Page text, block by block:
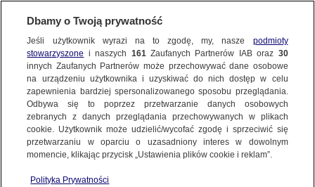
ŚWIAT
Giną, niosąc pomoc. 190 ataków na misje
humanitarne w minionym roku
16.07.2015, 20:42
Dbamy o Twoją prywatność
Jeśli użytkownik wyrazi na to zgodę, my, nasze podmioty
stowarzyszone i naszych 161Zaufanych Partnerów IAB oraz 30
innych Zaufanych Partnerów może przechowywać dane osobowe
na urządzeniu użytkownika i uzyskiwać do nich dostęp w celu
zapewnienia bardziej spersonalizowanego sposobu przeglądania.
Odbywa się to poprzez przetwarzanie danych osobowych
zebranych z danych przeglądania przechowywanych w plikach
cookie. Użytkownik może udzielić/wycofać zgodę i sprzeciwić się
przetwarzaniu w oparciu o uzasadniony interes w dowolnym
momencie, klikając przycisk „Ustawienia plików cookie i reklam”.
Polityka Prywatności